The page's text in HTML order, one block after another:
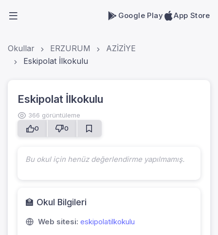
Google Play App Store
Okullar ERZURUM
AZİZİYE
Eskipolat İlkokulu
Eskipolat İlkokulu
366 görüntüleme
0
0
Bu okul için henüz değerlendirme yapılmamış.
🏫 Okul Bilgileri
Web sitesi: eskipolatilkokulu